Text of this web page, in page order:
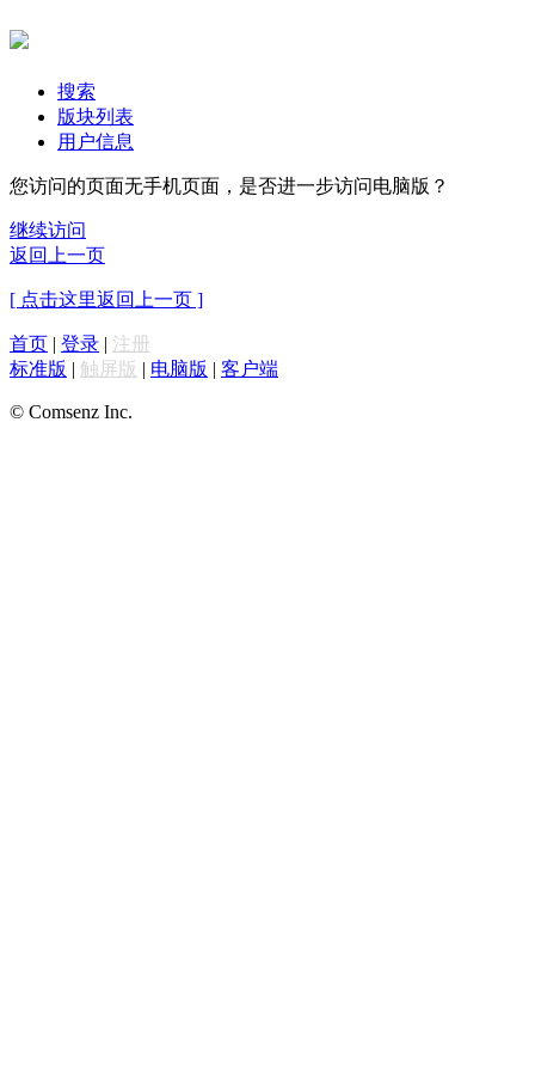
搜索
版块列表
用户信息
您访问的页面无手机页面，是否进一步访问电脑版？
继续访问
返回上一页
[ 点击这里返回上一页 ]
首页 | 登录 | 注册
标准版 | 触屏版 | 电脑版 | 客户端
© Comsenz Inc.